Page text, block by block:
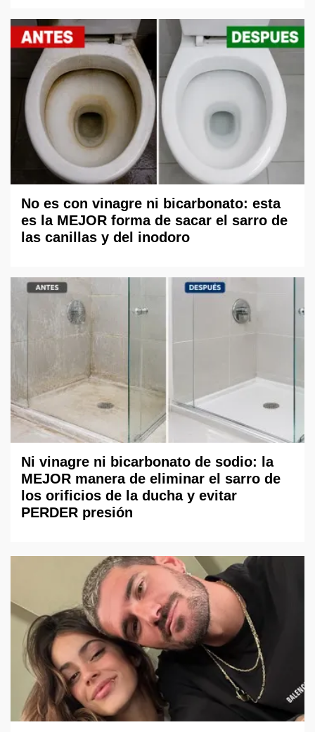
No es con vinagre ni bicarbonato: esta
es la MEJOR forma de sacar el sarro de
las canillas y del inodoro
Ni vinagre ni bicarbonato de sodio: la
MEJOR manera de eliminar el sarro de
los orificios de la ducha y evitar
PERDER presión